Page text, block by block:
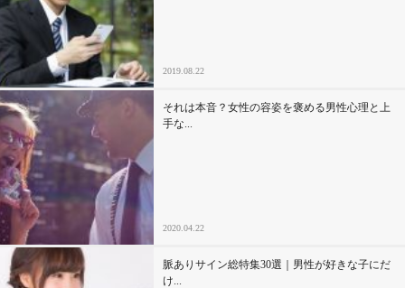
2019.08.22
それは本音？女性の容姿を褒める男性心理と上
手な...
2020.04.22
脈ありサイン総特集30選｜男性が好きな子にだ
け...